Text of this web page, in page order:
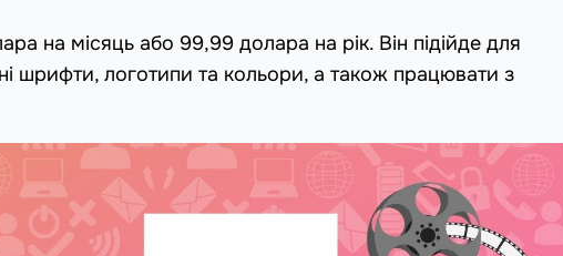
на місяць або 99,99 долара на рік. Він підійде для
шрифти, логотипи та кольори, а також працювати з